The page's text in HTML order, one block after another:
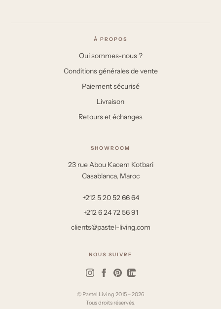
À PROPOS
Qui sommes-nous ?
Conditions générales de vente
Paiement sécurisé
Livraison
Retours et échanges
SHOWROOM
23 rue Abou Kacem Kotbari
Casablanca, Maroc
+212 5 20 52 66 64
+212 6 24 72 56 91
clients@pastel-living.com
NOUS SUIVRE
© Pastel Living 2015 – 2026
Tous droits réservés.